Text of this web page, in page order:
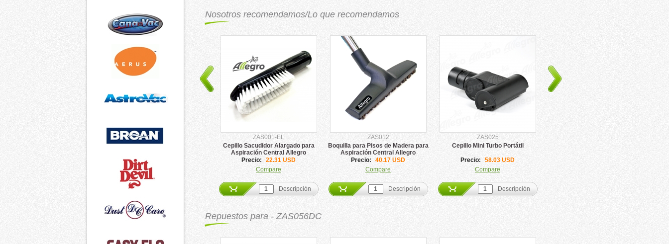
Nosotros recomendamos/Lo que recomendamos
ZAS001-EL
Cepillo Sacudidor Alargado para
Aspiración Central Allegro
Precio:
22.31 USD
Compare
Descripción
ZAS012
Boquilla para Pisos de Madera para
Aspiración Central Allegro
Precio:
40.17 USD
Compare
Descripción
ZAS025
Cepillo Mini Turbo Portátil
Precio:
58.03 USD
Compare
Descripción
ZAS036-MF-G
Mopa de Microfibra, Almohadilla de
30 cm en Velcro Verde de Aspiración
Precio:
39.99 USD
Compare
Descripción
Repuestos para - ZAS056DC